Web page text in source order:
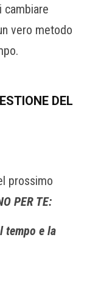
cambiare
vero metodo
DEL
prossimo
PER TE:
tempo e la